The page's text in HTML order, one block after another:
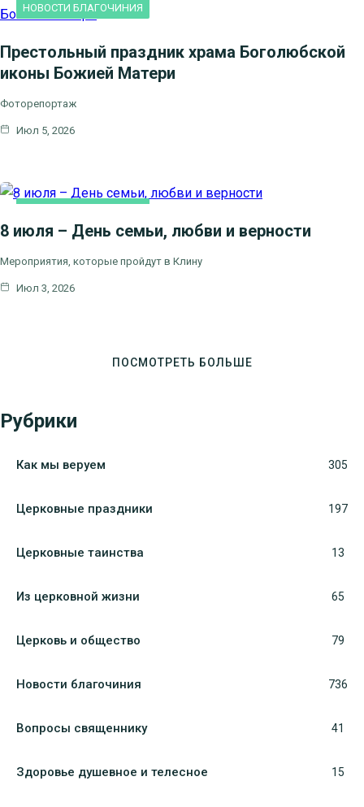
НОВОСТИ БЛАГОЧИНИЯ
Престольный праздник храма Боголюбской
иконы Божией Матери
Фоторепортаж
Июл 5, 2026
8 июля – День семьи, любви и верности
Мероприятия, которые пройдут в Клину
Июл 3, 2026
ПОСМОТРЕТЬ БОЛЬШЕ
Рубрики
Как мы веруем 305
Церковные праздники 197
Церковные таинства 13
Из церковной жизни 65
Церковь и общество 79
Новости благочиния 736
Вопросы священнику 41
Здоровье душевное и телесное 15